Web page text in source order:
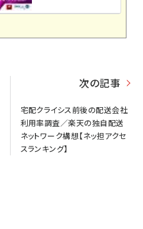
次の記事
宅配クライシス前後の配送会社
利用率調査／楽天の独自配送
ネットワーク構想【ネッ担アクセ
スランキング】